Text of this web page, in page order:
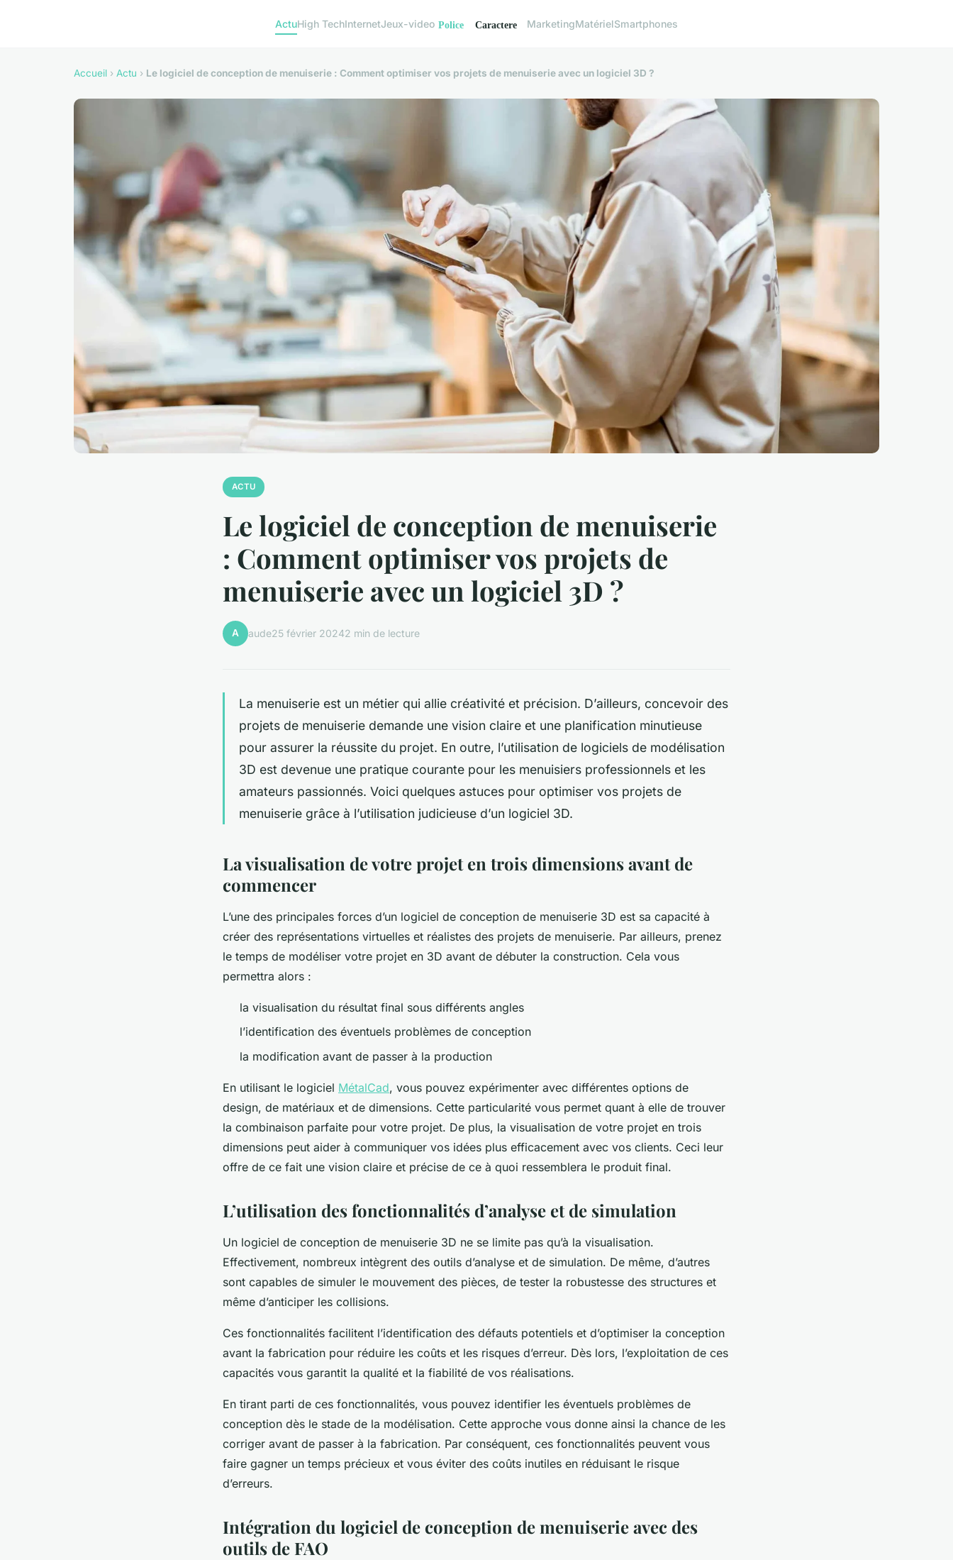
ActuHigh TechInternetJeux-video MarketingMatérielSmartphones
Accueil › Actu › Le logiciel de conception de menuiserie : Comment optimiser vos projets de menuiserie avec un logiciel 3D ?
ACTU
Le logiciel de conception de menuiserie
: Comment optimiser vos projets de
menuiserie avec un logiciel 3D ?
A aude25 février 20242 min de lecture
La menuiserie est un métier qui allie créativité et précision. D’ailleurs, concevoir des
projets de menuiserie demande une vision claire et une planification minutieuse
pour assurer la réussite du projet. En outre, l’utilisation de logiciels de modélisation
3D est devenue une pratique courante pour les menuisiers professionnels et les
amateurs passionnés. Voici quelques astuces pour optimiser vos projets de
menuiserie grâce à l’utilisation judicieuse d’un logiciel 3D.
La visualisation de votre projet en trois dimensions avant de
commencer
L’une des principales forces d’un logiciel de conception de menuiserie 3D est sa capacité à
créer des représentations virtuelles et réalistes des projets de menuiserie. Par ailleurs, prenez
le temps de modéliser votre projet en 3D avant de débuter la construction. Cela vous
permettra alors :
la visualisation du résultat final sous différents angles
l’identification des éventuels problèmes de conception
la modification avant de passer à la production
En utilisant le logiciel MétalCad, vous pouvez expérimenter avec différentes options de
design, de matériaux et de dimensions. Cette particularité vous permet quant à elle de trouver
la combinaison parfaite pour votre projet. De plus, la visualisation de votre projet en trois
dimensions peut aider à communiquer vos idées plus efficacement avec vos clients. Ceci leur
offre de ce fait une vision claire et précise de ce à quoi ressemblera le produit final.
L’utilisation des fonctionnalités d’analyse et de simulation
Un logiciel de conception de menuiserie 3D ne se limite pas qu’à la visualisation.
Effectivement, nombreux intègrent des outils d’analyse et de simulation. De même, d’autres
sont capables de simuler le mouvement des pièces, de tester la robustesse des structures et
même d’anticiper les collisions.
Ces fonctionnalités facilitent l’identification des défauts potentiels et d’optimiser la conception
avant la fabrication pour réduire les coûts et les risques d’erreur. Dès lors, l’exploitation de ces
capacités vous garantit la qualité et la fiabilité de vos réalisations.
En tirant parti de ces fonctionnalités, vous pouvez identifier les éventuels problèmes de
conception dès le stade de la modélisation. Cette approche vous donne ainsi la chance de les
corriger avant de passer à la fabrication. Par conséquent, ces fonctionnalités peuvent vous
faire gagner un temps précieux et vous éviter des coûts inutiles en réduisant le risque
d’erreurs.
Intégration du logiciel de conception de menuiserie avec des
outils de FAO